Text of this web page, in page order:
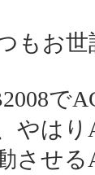
もお
で
やはり
させる